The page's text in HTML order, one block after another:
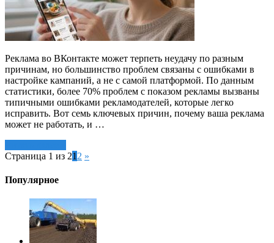
Реклама во ВКонтакте может терпеть неудачу по разным
причинам, но большинство проблем связаны с ошибками в
настройке кампаний, а не с самой платформой. По данным
статистики, более 70% проблем с показом рекламы вызваны
типичными ошибками рекламодателей, которые легко
исправить. Вот семь ключевых причин, почему ваша реклама
может не работать, и …
Страница 1 из 21 2 »
Популярное